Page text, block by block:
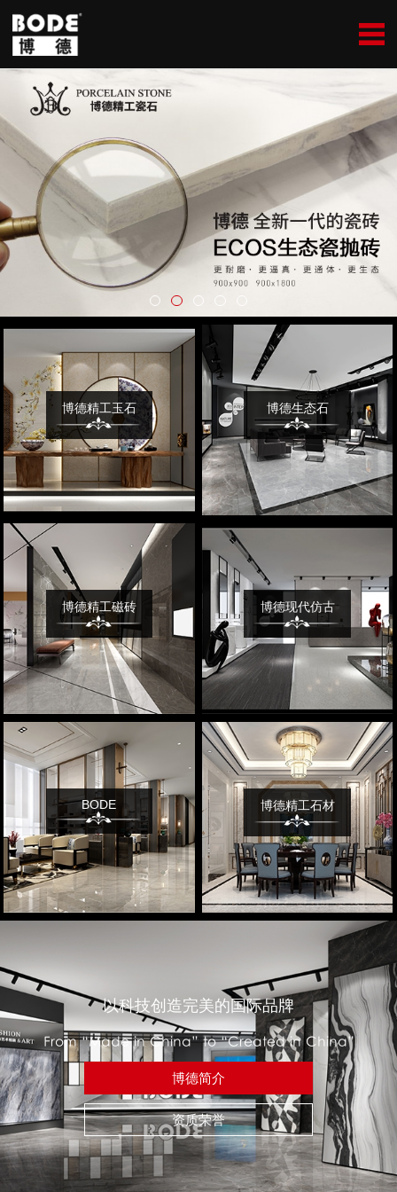
博德精工玉石 博德生态石
博德精工磁砖 博德现代仿古
BODE 博德精工石材
以科技创造完美的国际品牌
From “Made in China” to “Created in China”
博德简介
资质荣誉